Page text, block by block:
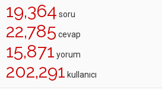
19,364 soru
22,785 cevap
15,871 yorum
202,291 kullanıcı